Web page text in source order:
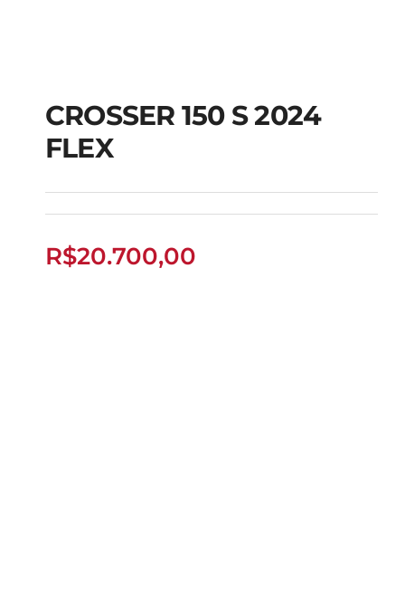
CROSSER 150 S 2024
FLEX
CROSSER 150 S 2024
FLEX
R$20.700,00